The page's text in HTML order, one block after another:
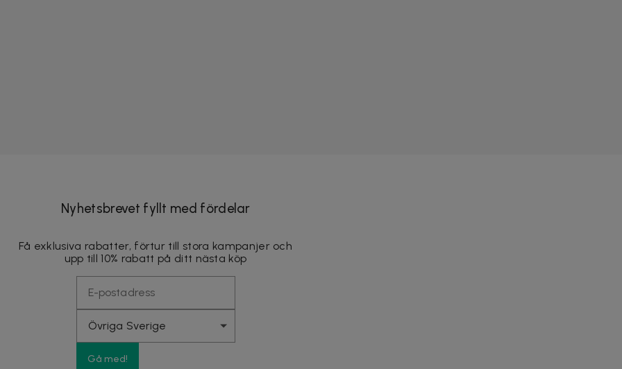
Nyhetsbrevet fyllt med fördelar
Få exklusiva rabatter, förtur till stora kampanjer och
upp till 10% rabatt på ditt nästa köp
Gå med!